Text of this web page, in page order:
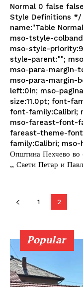
Normal 0 false false false EN-US X-NONE X-NONE /*
Style Definitions */ table.MsoNormalTable {mso-style-
name:"Table Normal"; mso-tstyle-rowband-
mso-tstyle-colband-size:0; mso-
mso-style-priority:99; mso-style-qformat:yes;
style-parent:""; mso-padding-alt:0in 5.4pt 0in 5.4pt;
mso-para-margin-top:0in; mso-para-
mso-para-margin-
left:0in; mso-pagination:widow-orphan; font-
size:11.0pt; font-family:"Calibri","sans-serif"; mso-ascii-
font-family:Calibri; mso-ascii-theme-font:minor-latin;
mso-fareast-font-
fareast-theme-font:minor-
family:Calibri; mso-hansi-theme-font:minor-latin;}
Општина Пехчево во
,, Свети Петар и
1 2
Popular